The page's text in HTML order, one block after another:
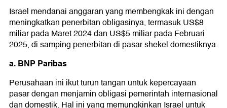
Israel mendanai anggaran yang membengkak ini dengan
meningkatkan penerbitan obligasinya, termasuk US$8
miliar pada Maret 2024 dan US$5 miliar pada Februari
2025, di samping penerbitan di pasar shekel domestiknya.
a. BNP Paribas
Perusahaan ini ikut turun tangan untuk kepercayaan
pasar dengan menjamin obligasi pemerintah internasional
dan domestik. Hal ini yang memungkinkan Israel untuk